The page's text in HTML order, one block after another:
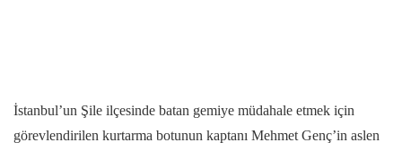
İstanbul’un Şile ilçesinde batan gemiye müdahale etmek için
görevlendirilen kurtarma botunun kaptanı Mehmet Genç’in aslen